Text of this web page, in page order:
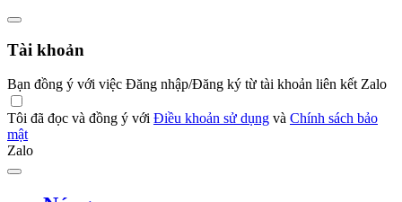
Tài khoản
Bạn đồng ý với việc Đăng nhập/Đăng ký từ tài khoản liên kết Zalo
Tôi đã đọc và đồng ý với Điều khoản sử dụng và Chính sách bảo
mật
Zalo